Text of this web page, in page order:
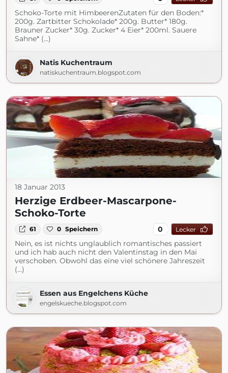
Schoko-Torte mit HimbeerenZutaten für den Boden:*
200g. Zartbitter Schokolade* 200g. Butter* 180g.
Brauner Zucker* 30g. Zucker* 4 Eier* 200ml. Sauere
Sahne* (...)
Natis Kuchentraum
natiskuchentraum.blogspot.com
18 Januar 2013
Herzige Erdbeer-Mascarpone-
Schoko-Torte
61 0 Speichern 0 Lecker
Nein, es ist nichts unglaublich romantisches passiert
und ich hab auch nicht den Valentinstag in den Mai
verschoben. Obwohl das eine viel schönere Jahreszeit
(...)
Essen aus Engelchens Küche
engelskueche.blogspot.com